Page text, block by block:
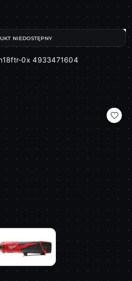
0x 4933471604
NIEDOSTĘPNY